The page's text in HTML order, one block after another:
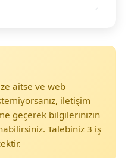
aitse ve web
iletişim
geçerek bilgilerinizin
Talebiniz 3 iş